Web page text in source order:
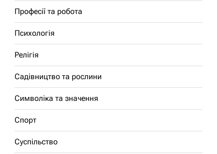
Професії та робота
Психологія
Релігія
Садівництво та рослини
Символіка та значення
Спорт
Суспільство